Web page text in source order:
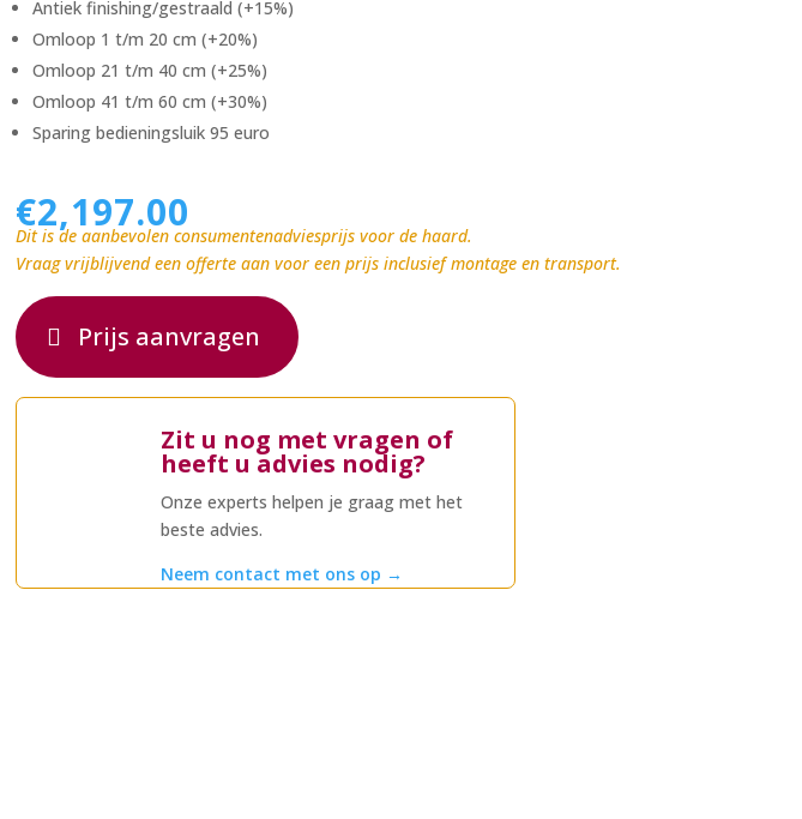
Antiek finishing/gestraald (+15%)
Omloop 1 t/m 20 cm (+20%)
Omloop 21 t/m 40 cm (+25%)
Omloop 41 t/m 60 cm (+30%)
Sparing bedieningsluik 95 euro
€2,197.00
Dit is de aanbevolen consumentenadviesprijs voor de haard.
Vraag vrijblijvend een offerte aan voor een prijs inclusief montage en transport.
Prijs aanvragen
Zit u nog met vragen of
heeft u advies nodig?
Onze experts helpen je graag met het
beste advies.
Neem contact met ons op →